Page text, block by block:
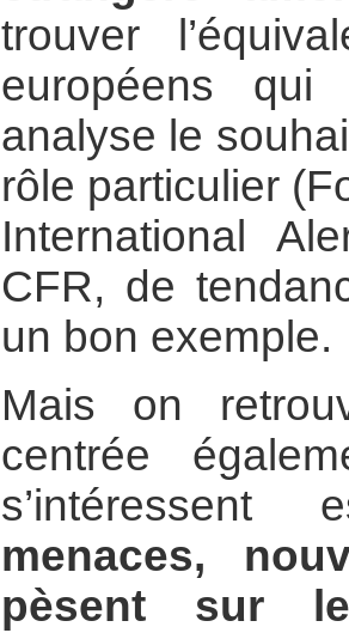
trouver
européens qui
analyse le
rôle particulier
International
CFR, de
un bon exemple.
Mais on
centrée
s’intéressent
menaces,
pèsent sur